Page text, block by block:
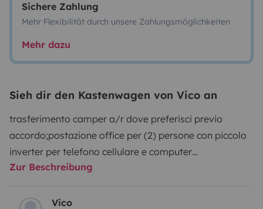
Sichere Zahlung
Mehr Flexibilität durch unsere Zahlungsmöglichkeiten
Mehr dazu
Sieh dir den Kastenwagen von Vico an
trasferimento camper a/r dove preferisci previo
accordo;postazione office per (2) persone con piccolo
inverter per telefono cellulare e computer
portatile;Oscuranti plissettati;
Zur Beschreibung
Vico